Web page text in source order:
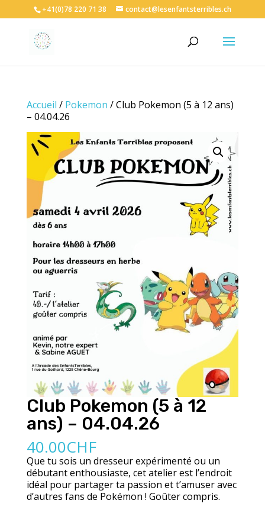
+41(0)78 220 71 38 contact@lesenfantsterribles.ch
Accueil / Pokemon / Club Pokemon (5 à 12 ans)
– 04.04.26
Club Pokemon (5 à 12
ans) – 04.04.26
40.00CHF
Que tu sois un dresseur expérimenté ou un
débutant enthousiaste, cet atelier est l’endroit
idéal pour partager ta passion et t’amuser avec
d’autres fans de Pokémon ! Goûter compris.